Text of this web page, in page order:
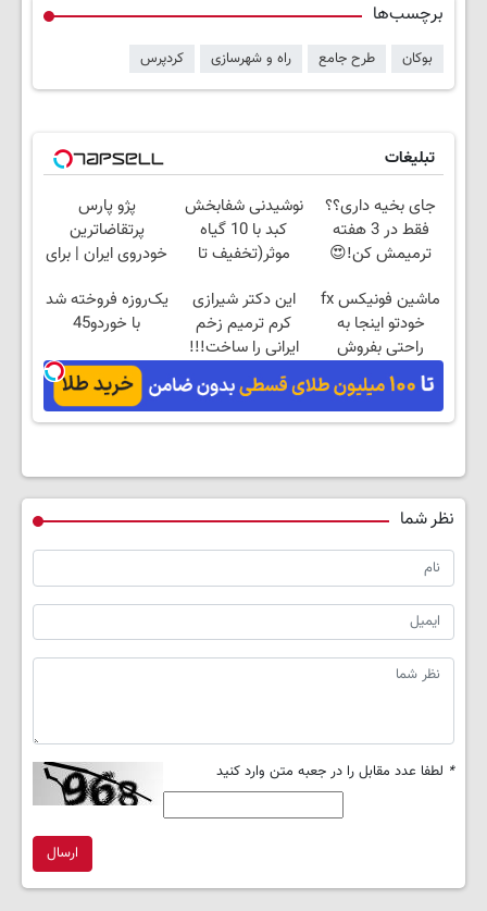
برچسب‌ها
بوکان طرح جامع راه و شهرسازی کردپرس
تبلیغات
جای بخیه داری؟؟
فقط در 3 هفته
ترمیمش کن!😍
نوشیدنی شفابخش
کبد با 10 گیاه
موثر(تخفیف تا
پژو پارس
پرتقاضاترین
خودروی ایران | برای
از دست نده!
ماشین فونیکس fx
خودتو اینجا به
راحتی بفروش
این دکتر شیرازی
کرم ترمیم زخم
ایرانی را ساخت!!!
یک‌روزه فروخته شد
با خوردو45
نظر شما
* لطفا عدد مقابل را در جعبه متن وارد کنید
ارسال